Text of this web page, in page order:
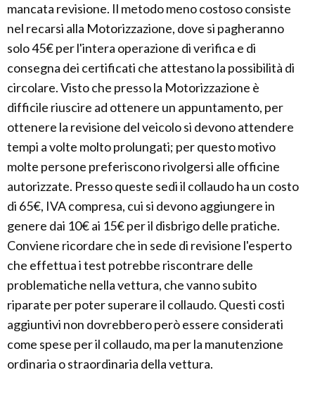
mancata revisione. Il metodo meno costoso consiste
nel recarsi alla Motorizzazione, dove si pagheranno
solo 45€ per l'intera operazione di verifica e di
consegna dei certificati che attestano la possibilità di
circolare. Visto che presso la Motorizzazione è
difficile riuscire ad ottenere un appuntamento, per
ottenere la revisione del veicolo si devono attendere
tempi a volte molto prolungati; per questo motivo
molte persone preferiscono rivolgersi alle officine
autorizzate. Presso queste sedi il collaudo ha un costo
di 65€, IVA compresa, cui si devono aggiungere in
genere dai 10€ ai 15€ per il disbrigo delle pratiche.
Conviene ricordare che in sede di revisione l'esperto
che effettua i test potrebbe riscontrare delle
problematiche nella vettura, che vanno subito
riparate per poter superare il collaudo. Questi costi
aggiuntivi non dovrebbero però essere considerati
come spese per il collaudo, ma per la manutenzione
ordinaria o straordinaria della vettura.